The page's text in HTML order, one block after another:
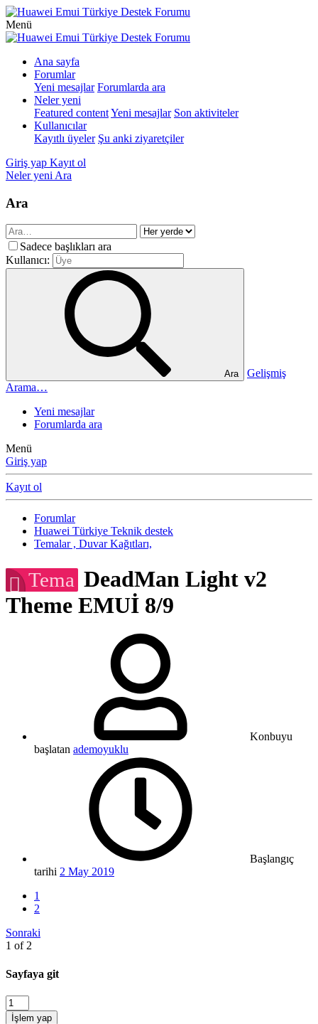
Menü
Ana sayfa
Forumlar
Yeni mesajlar Forumlarda ara
Neler yeni
Featured contentYeni mesajlar Son aktiviteler
Kullanıcılar
Kayıtlı üyeler Şu anki ziyaretçiler
Giriş yap Kayıt ol
Neler yeni Ara
Ara
Sadece başlıkları ara
Kullanıcı:
Ara
Gelişmiş
Arama…
Yeni mesajlar
Forumlarda ara
Menü
Giriş yap
Kayıt ol
Forumlar
Huawei Türkiye Teknik destek
Temalar , Duvar Kağıtları,
Tema DeadMan Light v2
Theme EMUİ 8/9
Konbuyu
başlatan ademoyuklu
Başlangıç
tarihi 2 May 2019
1
2
Sonraki
1 of 2
Sayfaya git
İşlem yap